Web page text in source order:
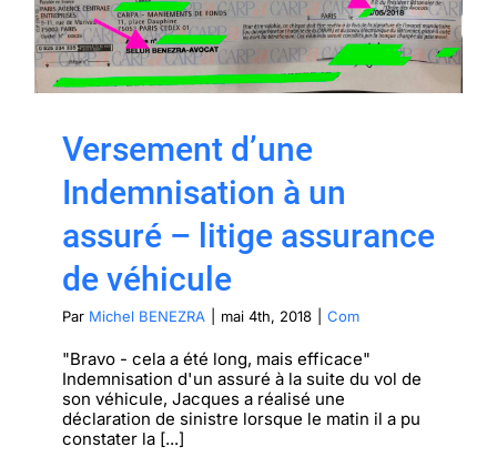
Versement d’une
Indemnisation à un
assuré – litige assurance
de véhicule
Par Michel BENEZRA mai 4th, 2018 Com
"Bravo - cela a été long, mais efficace"
Indemnisation d'un assuré à la suite du vol de
son véhicule, Jacques a réalisé une
déclaration de sinistre lorsque le matin il a pu
constater la [...]